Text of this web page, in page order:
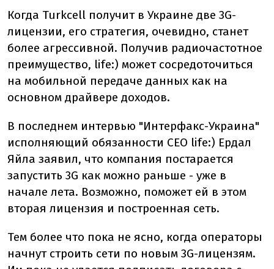
Когда Turkcell получит в Украине две 3G-
лицензии, его стратегия, очевидно, станет
более агрессивной. Получив радиочастотное
преимущество, life:) может сосредоточиться
на мобильной передаче данных как на
основном драйвере доходов.
В последнем интервью "Интерфакс-Украина"
исполняющий обязанности CEO life:) Ердал
Яйла заявил, что компания постарается
запустить 3G как можно раньше - уже в
начале лета. Возможно, поможет ей в этом
вторая лицензия и построенная сеть.
Тем более что пока не ясно, когда операторы
начнут строить сети по новым 3G-лицензям.